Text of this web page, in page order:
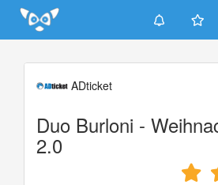
Update cookies preferences
ADticket
Duo Burloni -
2.0